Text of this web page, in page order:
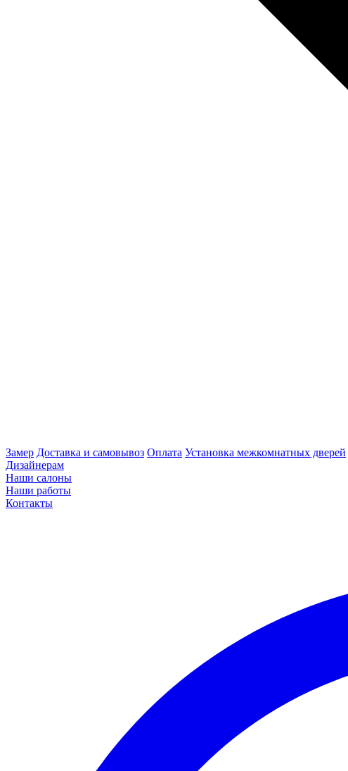
Замер Доставка и самовывоз Оплата Установка межкомнатных дверей
Дизайнерам
Наши салоны
Наши работы
Контакты